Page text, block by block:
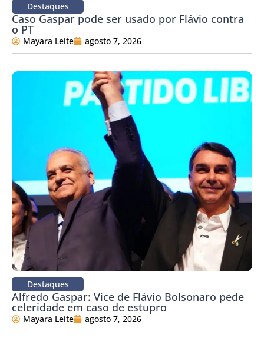
Destaques
Caso Gaspar pode ser usado por Flávio contra
o PT
Mayara Leite agosto 7, 2026
Destaques
Alfredo Gaspar: Vice de Flávio Bolsonaro pede
celeridade em caso de estupro
Mayara Leite agosto 7, 2026